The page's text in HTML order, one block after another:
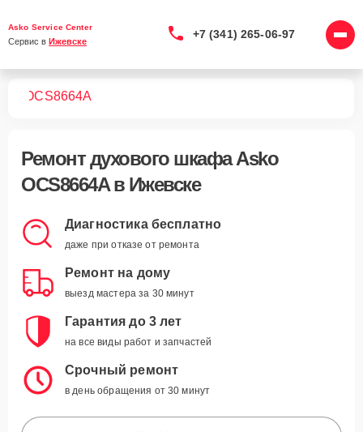
Asko Service Center
Сервис в Ижевске
+7 (341) 265-06-97
OCS8664A
Ремонтдухового шкафа Asko
OCS8664Aв Ижевске
Диагностика бесплатно
даже при отказе от ремонта
Ремонт на дому
выезд мастера за 30 минут
Гарантия до 3 лет
на все виды работ и запчастей
Срочный ремонт
в день обращения от 30 минут